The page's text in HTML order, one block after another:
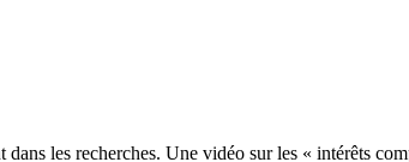
les recherches. Une vidéo sur les « intérêts